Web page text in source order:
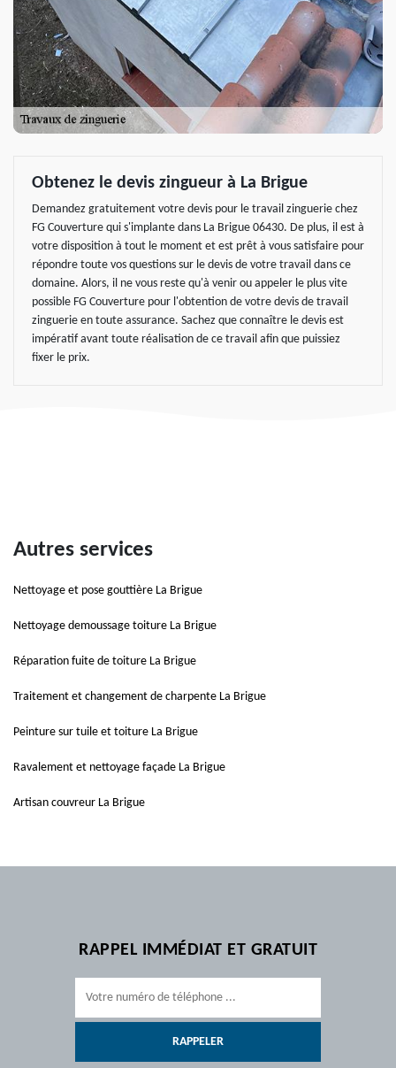
Obtenez le devis zingueur à La Brigue
Demandez gratuitement votre devis pour le travail zinguerie chez
FG Couverture qui s'implante dans La Brigue 06430. De plus, il est à
votre disposition à tout le moment et est prêt à vous satisfaire pour
répondre toute vos questions sur le devis de votre travail dans ce
domaine. Alors, il ne vous reste qu'à venir ou appeler le plus vite
possible FG Couverture pour l'obtention de votre devis de travail
zinguerie en toute assurance. Sachez que connaître le devis est
impératif avant toute réalisation de ce travail afin que puissiez
fixer le prix.
Autres services
Nettoyage et pose gouttière La Brigue
Nettoyage demoussage toiture La Brigue
Réparation fuite de toiture La Brigue
Traitement et changement de charpente La Brigue
Peinture sur tuile et toiture La Brigue
Ravalement et nettoyage façade La Brigue
Artisan couvreur La Brigue
RAPPEL IMMÉDIAT ET GRATUIT